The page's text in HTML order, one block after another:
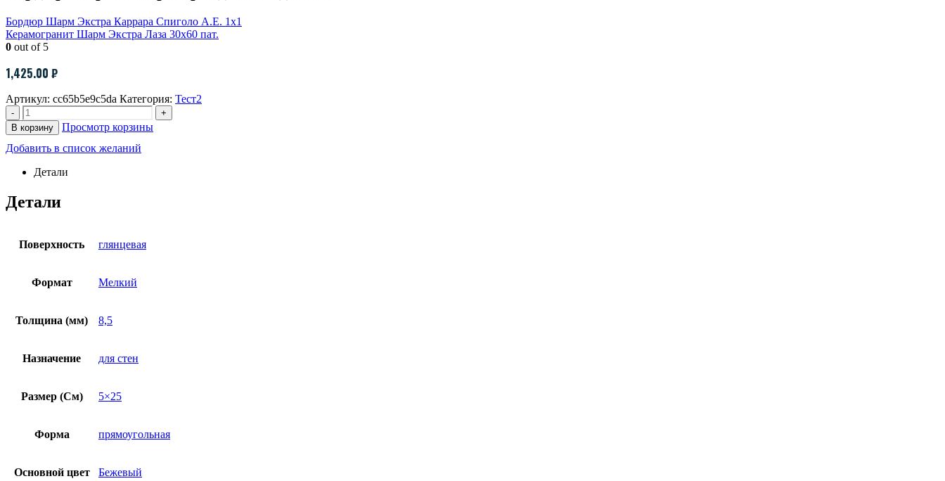
Бордюр Шарм Экстра Каррара Спиголо А.Е. 1х1
Керамогранит Шарм Экстра Лаза 30х60 пат.
0 out of 5
1,425.00 ₽
Артикул: cc65b5e9c5da Категория: Тест2
-
+
В корзину
Просмотр корзины
Добавить в список желаний
Детали
Детали
Поверхность глянцевая
Формат Мелкий
Толщина (мм) 8,5
Назначение для стен
Размер (См) 5×25
Форма прямоугольная
Основной цвет Бежевый